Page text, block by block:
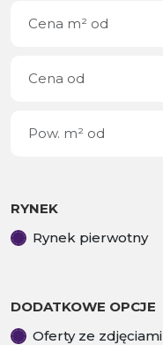
RYNEK
Rynek pierwotny
DODATKOWE OPCJE
Oferty ze zdjęciami